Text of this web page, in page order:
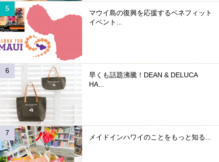
マウイ島の復興を応援するベネフィット
イベント...
早くも話題沸騰！DEAN & DELUCA
HA...
メイドインハワイのことをもっと知る...